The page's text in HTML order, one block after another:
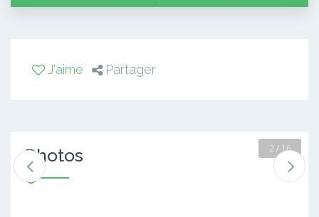
J'aime Partager
Photos 2 / 16